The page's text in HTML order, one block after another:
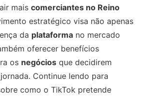
mais comerciantes no Reino
estratégico visa não apenas
da plataforma no mercado
oferecer benefícios
os negócios que decidirem
Continue lendo para
como o TikTok pretende